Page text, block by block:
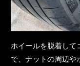
ホイールを脱着して
で、ナットの周辺や